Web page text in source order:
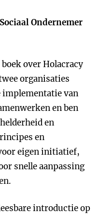
Ondernemer
over Holacracy
organisaties
implementatie van
en ben
en
en
eigen initiatief,
snelle aanpassing
introductie op